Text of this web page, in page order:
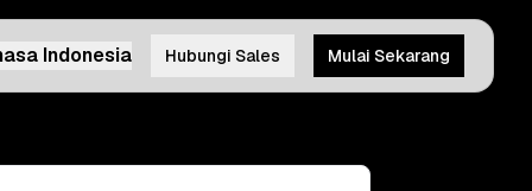
Indonesia Hubungi Sales Mulai Sekarang